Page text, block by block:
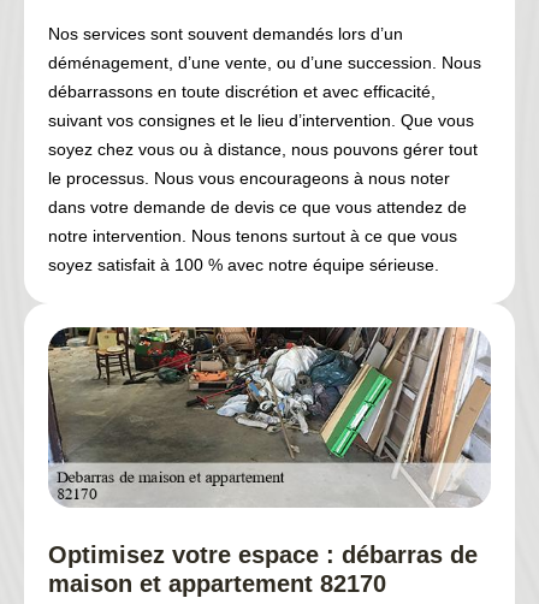
Nos services sont souvent demandés lors d’un
déménagement, d’une vente, ou d’une succession. Nous
débarrassons en toute discrétion et avec efficacité,
suivant vos consignes et le lieu d’intervention. Que vous
soyez chez vous ou à distance, nous pouvons gérer tout
le processus. Nous vous encourageons à nous noter
dans votre demande de devis ce que vous attendez de
notre intervention. Nous tenons surtout à ce que vous
soyez satisfait à 100 % avec notre équipe sérieuse.
Optimisez votre espace : débarras de
maison et appartement 82170